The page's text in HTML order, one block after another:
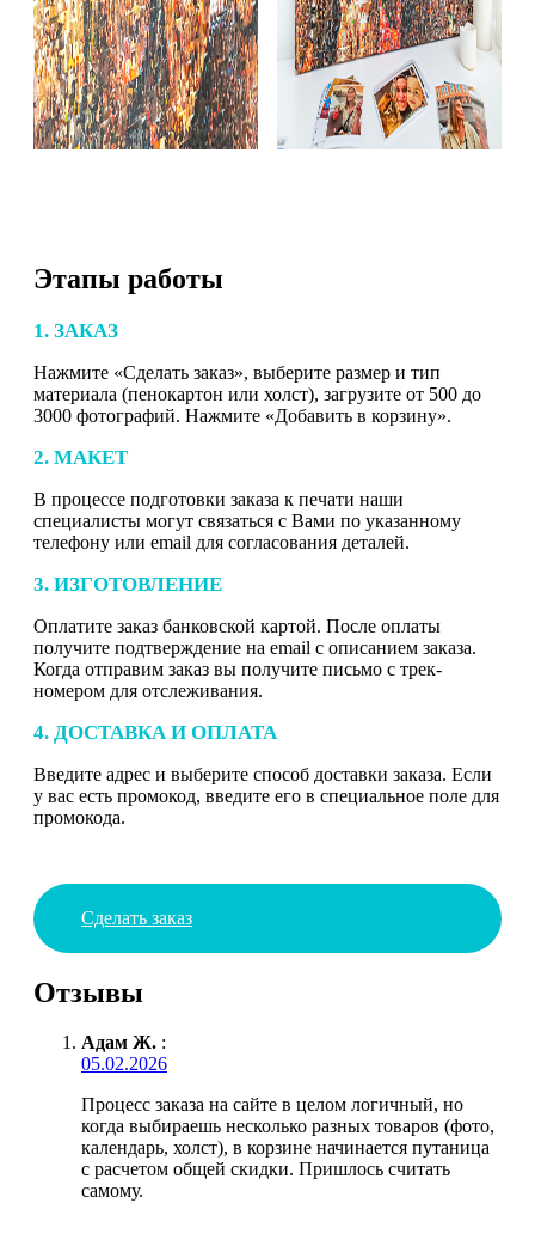
Этапы работы
1. ЗАКАЗ
Нажмите «Сделать заказ», выберите размер и тип
материала (пенокартон или холст), загрузите от 500 до
3000 фотографий. Нажмите «Добавить в корзину».
2. МАКЕТ
В процессе подготовки заказа к печати наши
специалисты могут связаться с Вами по указанному
телефону или email для согласования деталей.
3. ИЗГОТОВЛЕНИЕ
Оплатите заказ банковской картой. После оплаты
получите подтверждение на email с описанием заказа.
Когда отправим заказ вы получите письмо с трек-
номером для отслеживания.
4. ДОСТАВКА И ОПЛАТА
Введите адрес и выберите способ доставки заказа. Если
у вас есть промокод, введите его в специальное поле для
промокода.
Сделать заказ
Отзывы
Адам Ж. :
05.02.2026
Процесс заказа на сайте в целом логичный, но
когда выбираешь несколько разных товаров (фото,
календарь, холст), в корзине начинается путаница
с расчетом общей скидки. Пришлось считать
самому.